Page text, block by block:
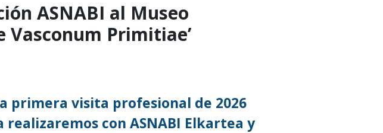
ASNABI al Museo
Vasconum Primitiae’
primera visita profesional de 2026
realizaremos con ASNABI Elkartea y